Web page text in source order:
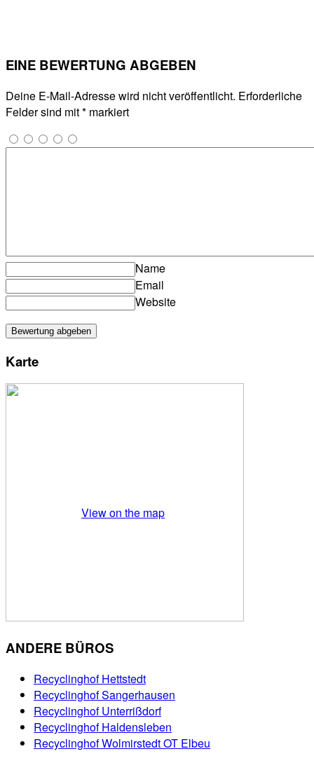
EINE BEWERTUNG ABGEBEN
Deine E-Mail-Adresse wird nicht veröffentlicht. Erforderliche
Felder sind mit* markiert
Name
Email
Website
Karte
View on the map
ANDERE BÜROS
Recyclinghof Hettstedt
Recyclinghof Sangerhausen
Recyclinghof Unterrißdorf
Recyclinghof Haldensleben
Recyclinghof Wolmirstedt OT Elbeu